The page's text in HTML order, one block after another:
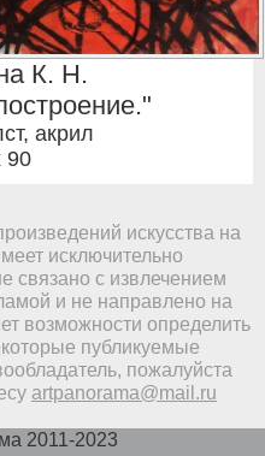
К. Н.
акрил
90
искусства на
исключительно
связано с извлечением
и не направлено на
возможности определить
публикуемые
пожалуйста
artpanorama@mail.ru
2011-2023